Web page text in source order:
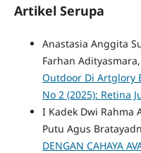
Artikel Serupa
Anastasia Anggita
Farhan Adityasmara,
Outdoor Di Artglory
No 2 (2025): Retina
I Kadek Dwi Rahma
Putu Agus
DENGAN CAHAYA